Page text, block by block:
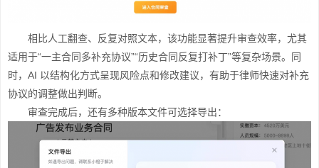
相比人工翻查、反复对照文本，该功能显著提升审查效率，尤其
适用于“一主合同多补充协议”“历史合同反复打补丁”等复杂场景。同
时，AI 以结构化方式呈现风险点和修改建议，有助于律师快速对补充
协议的调整做出判断。
审查完成后，还有多种版本文件可选择导出：